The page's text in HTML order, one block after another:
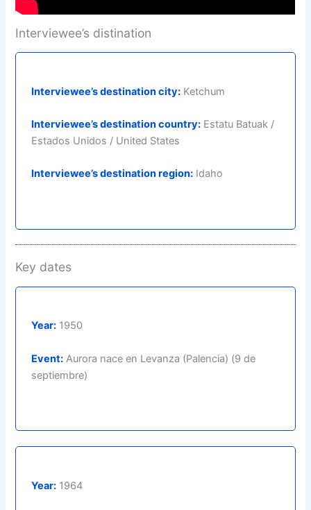
Interviewee’s distination
Interviewee’s destination city: Ketchum
Interviewee’s destination country: Estatu Batuak /
Estados Unidos / United States
Interviewee’s destination region: Idaho
Key dates
Year: 1950
Event: Aurora nace en Levanza (Palencia) (9 de
septiembre)
Year: 1964